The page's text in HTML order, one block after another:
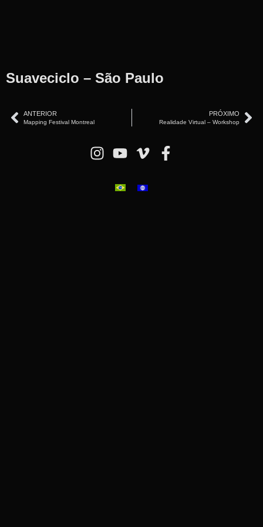
Suaveciclo – São Paulo
ANTERIOR
Mapping Festival Montreal
PRÓXIMO
Realidade Virtual – Workshop